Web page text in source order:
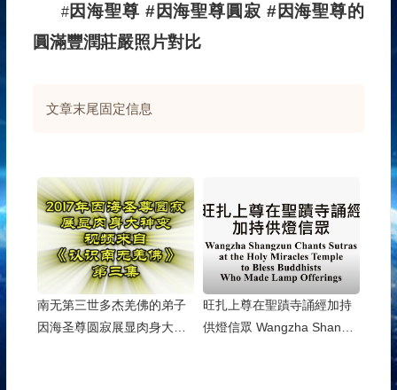
#因海聖尊 #因海聖尊圓寂 #因海聖尊的
圓滿豐潤莊嚴照片對比
文章末尾固定信息
南无第三世多杰羌佛的弟子
因海圣尊圆寂展显肉身大神
旺扎上尊在聖蹟寺誦經加持
供燈信眾 Wangzha Shangz